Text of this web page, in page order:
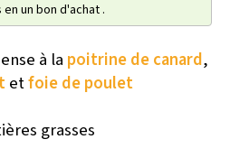
un bon d'achat .
à la poitrine de canard,
etfoie de poulet
grasses